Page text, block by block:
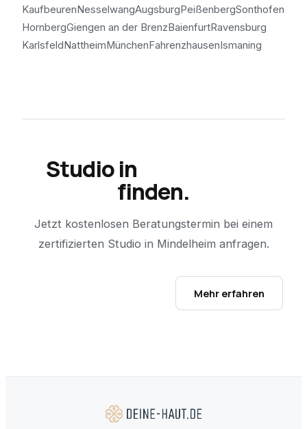
KaufbeurenNesselwangAugsburgPeißenbergSonthofen
HornbergGiengen an der BrenzBaienfurtRavensburg
KarlsfeldNattheimMünchenFahrenzhausenIsmaning
Studio in
finden.
Jetzt kostenlosen Beratungstermin bei einem
zertifizierten Studio in Mindelheim anfragen.
Mehr erfahren